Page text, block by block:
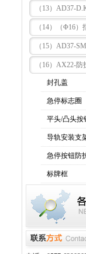
（13）AD37-
（14）（Φ16）
（15）AD37-
（16）AX22-
封孔盖
急停标志圈
平头/凸头按
导轨安装支
急停按钮防
标牌框